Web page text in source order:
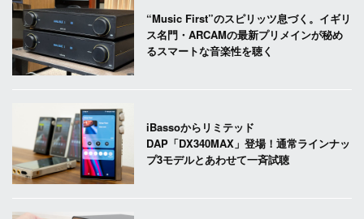
“Music First”のスピリッツ息づく。イギリ
ス名門・ARCAMの最新プリメインが秘め
るスマートな音楽性を聴く
iBassoからリミテッド
DAP「DX340MAX」登場！通常ラインナッ
プ3モデルとあわせて一斉試聴